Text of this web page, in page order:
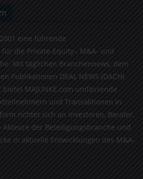
eine führende
die Private-Equity-, M&A- und
Mit täglichen Branchennews, dem
Publikationen DEAL NEWS (DACH)
bietet MAJUNKE.com umfassende
und Transaktionen in
richtet sich an Investoren, Berater,
der Beteiligungsbranche und
in aktuelle Entwicklungen des M&A-